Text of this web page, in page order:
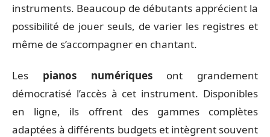
instruments. Beaucoup de débutants apprécient la
possibilité de jouer seuls, de varier les registres et
même de s’accompagner en chantant.
Les pianos numériquesont grandement
démocratisé l’accès à cet instrument. Disponibles
en ligne, ils offrent des gammes complètes
adaptées à différents budgets et intègrent souvent